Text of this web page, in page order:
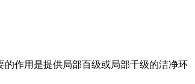
的作用是提供局部百级或局部千级的洁净环